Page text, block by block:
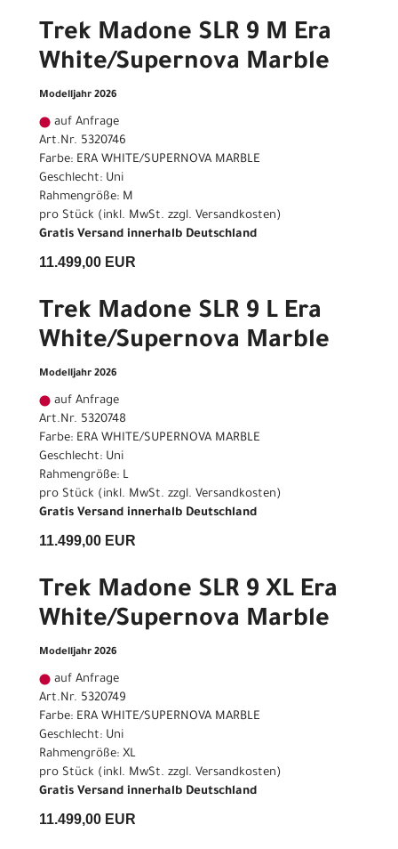
Trek Madone SLR 9 M Era
White/Supernova Marble
Modelljahr 2026
auf Anfrage
Art.Nr. 5320746
Farbe: ERA WHITE/SUPERNOVA MARBLE
Geschlecht: Uni
Rahmengröße: M
pro Stück (inkl. MwSt. zzgl. Versandkosten)
Gratis Versand innerhalb Deutschland
11.499,00 EUR
Trek Madone SLR 9 L Era
White/Supernova Marble
Modelljahr 2026
auf Anfrage
Art.Nr. 5320748
Farbe: ERA WHITE/SUPERNOVA MARBLE
Geschlecht: Uni
Rahmengröße: L
pro Stück (inkl. MwSt. zzgl. Versandkosten)
Gratis Versand innerhalb Deutschland
11.499,00 EUR
Trek Madone SLR 9 XL Era
White/Supernova Marble
Modelljahr 2026
auf Anfrage
Art.Nr. 5320749
Farbe: ERA WHITE/SUPERNOVA MARBLE
Geschlecht: Uni
Rahmengröße: XL
pro Stück (inkl. MwSt. zzgl. Versandkosten)
Gratis Versand innerhalb Deutschland
11.499,00 EUR